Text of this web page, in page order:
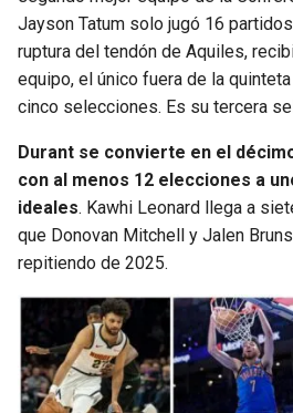
Jayson Tatum solo jugó 16
ruptura del tendón de Aquiles,
equipo, el único fuera de la
cinco selecciones. Es su tercera
Durant se convierte en el
con al menos 12 elecciones a
ideales. Kawhi Leonard llega a
que Donovan Mitchell y Jalen
repitiendo de 2025.